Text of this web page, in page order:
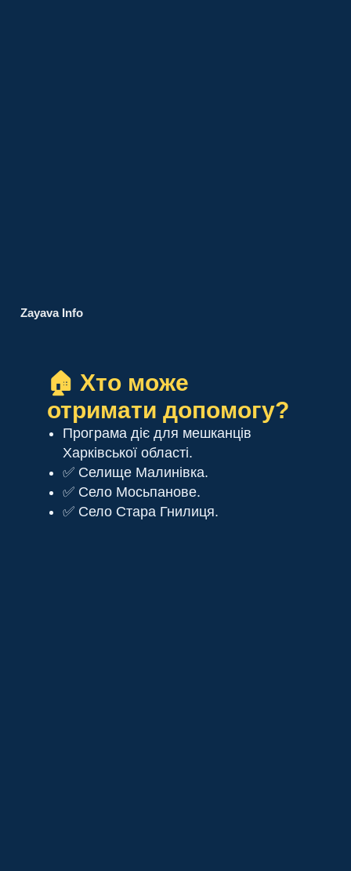
Zayava Info
🏠 Хто може
отримати допомогу?
Програма діє для мешканців
Харківської області.
✅ Селище Малинівка.
✅ Село Мосьпанове.
✅ Село Стара Гнилиця.